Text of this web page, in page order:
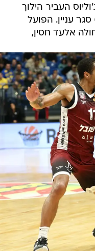
העביר הילוך
סגר עניין. הפועל
אלעד חסין,